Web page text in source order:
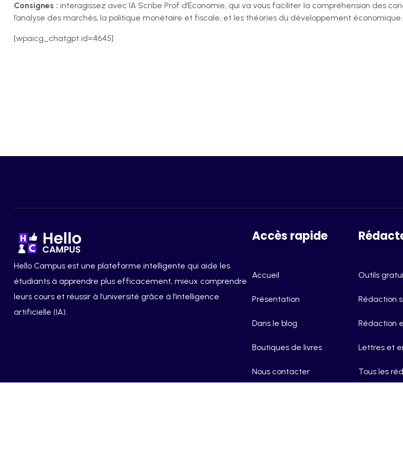
Consignes : interagissez avec IA Scribe Prof d’Économie, qui va vous faciliter la compréhension des
l’analyse des marchés, la politique monétaire et fiscale, et les théories du développement économique.
[wpaicg_chatgpt id=4645]
Hello Campus est une plateforme intelligente qui aide les
étudiants à apprendre plus efficacement, mieux comprendre
leurs cours et réussir à l’université grâce à l’intelligence
artificielle (IA).
Accès rapide
Accueil
Présentation
Dans le blog
Boutiques de livres
Nous contacter
Outils
Rédaction
Rédaction
Lettres et
Tous les